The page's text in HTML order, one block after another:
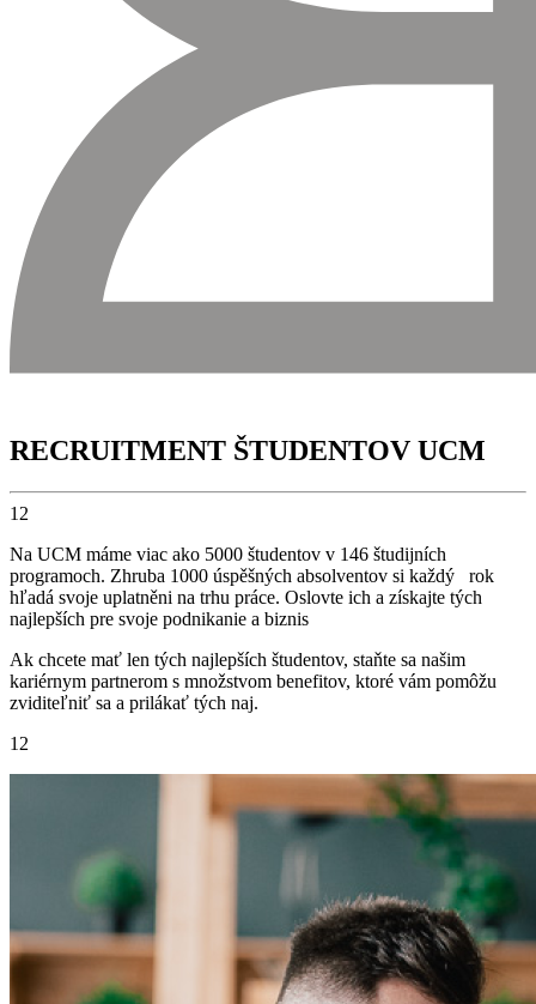
RECRUITMENT ŠTUDENTOV UCM
12
Na UCM máme viac ako 5000 študentov v 146 študijních
programoch. Zhruba 1000 úspěšných absolventov si každý rok
hľadá svoje uplatněni na trhu práce. Oslovte ich a získajte tých
najlepších pre svoje podnikanie a biznis
Ak chcete mať len tých najlepších študentov, staňte sa našim
kariérnym partnerom s množstvom benefitov, ktoré vám pomôžu
zviditeľniť sa a prilákať tých naj.
12